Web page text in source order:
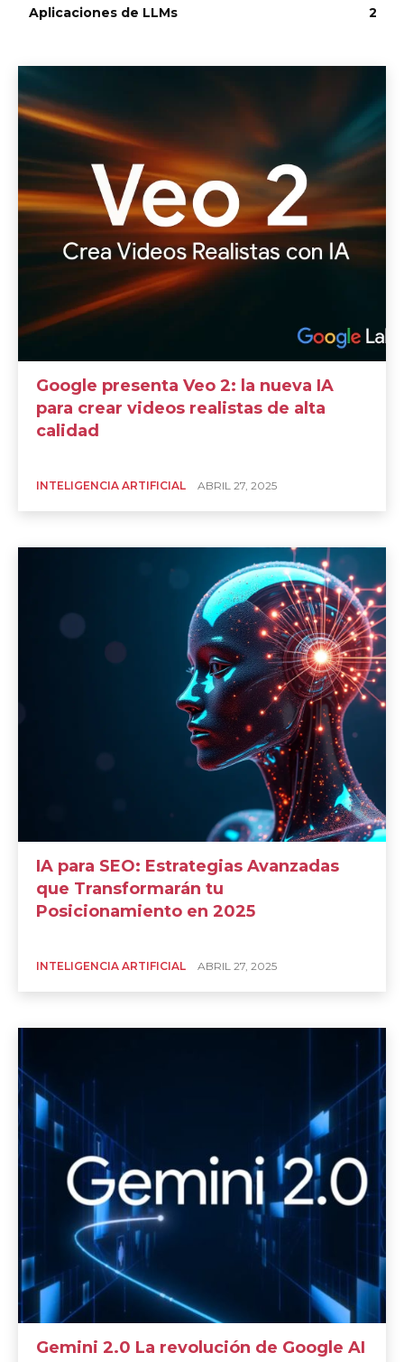
Aplicaciones de LLMs
2
Google presenta Veo 2: la nueva IA
para crear videos realistas de alta
calidad
INTELIGENCIA ARTIFICIAL ABRIL 27, 2025
IA para SEO: Estrategias Avanzadas
que Transformarán tu
Posicionamiento en 2025
INTELIGENCIA ARTIFICIAL ABRIL 27, 2025
Gemini 2.0 La revolución de Google AI